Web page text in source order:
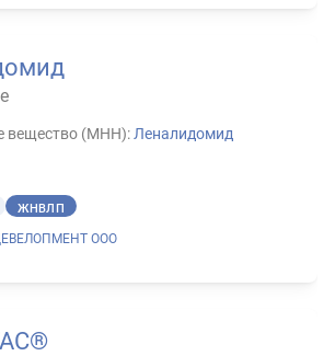
вещество (МНН): Леналидомид
ЖНВЛП
ООО